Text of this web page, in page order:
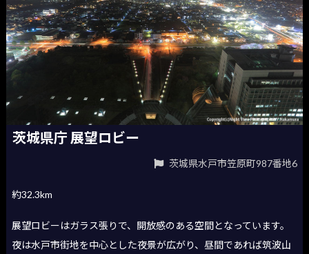
茨城県庁 展望ロビー
茨城県水戸市笠原町987番地6
約32.3km
展望ロビーはガラス張りで、開放感のある空間となっています。
夜は水戸市街地を中心とした夜景が広がり、昼間であれば筑波山